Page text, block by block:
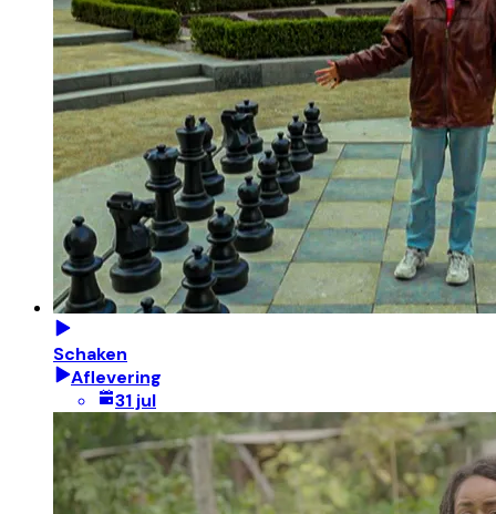
Schaken
Aflevering
31 jul